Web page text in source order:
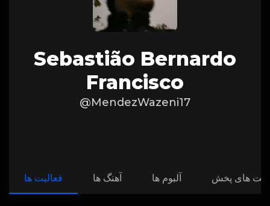
Sebastião Bernardo
Francisco
@MendezWazeni17
فعالیت ها آهنگ ها آلبوم ها های پخش